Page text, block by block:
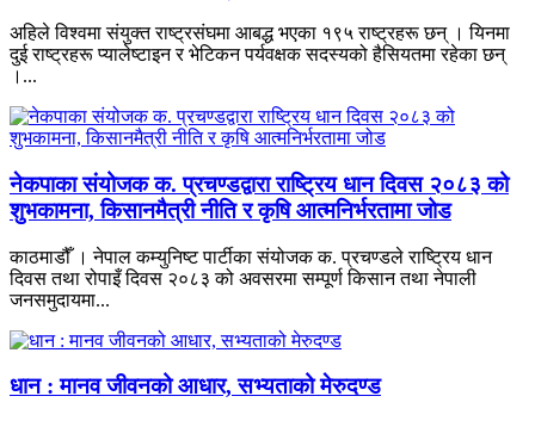
अहिले विश्वमा संयुक्त राष्ट्रसंघमा आबद्ध भएका १९५ राष्ट्रहरू छन् । यिनमा
दुई राष्ट्रहरू प्यालेष्टाइन र भेटिकन पर्यवक्षक सदस्यको हैसियतमा रहेका छन्
।...
नेकपाका संयोजक क. प्रचण्डद्वारा राष्ट्रिय धान दिवस २०८३ को
शुभकामना, किसानमैत्री नीति र कृषि आत्मनिर्भरतामा जोड
काठमाडौँ । नेपाल कम्युनिष्ट पार्टीका संयोजक क. प्रचण्डले राष्ट्रिय धान
दिवस तथा रोपाइँ दिवस २०८३ को अवसरमा सम्पूर्ण किसान तथा नेपाली
जनसमुदायमा...
धान : मानव जीवनको आधार, सभ्यताको मेरुदण्ड